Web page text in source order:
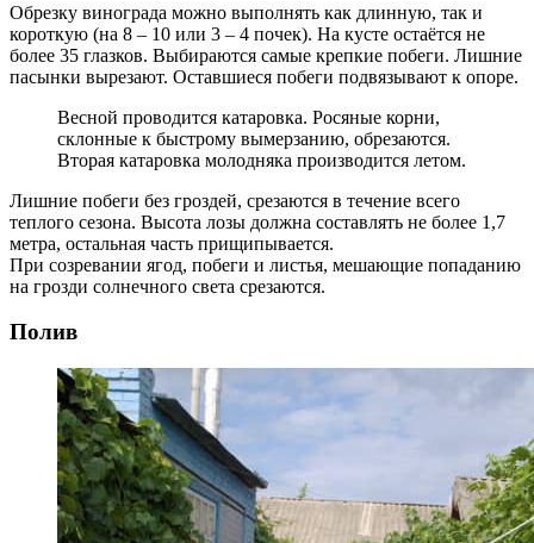
Обрезку винограда можно выполнять как длинную, так и
короткую (на 8 – 10 или 3 – 4 почек). На кусте остаётся не
более 35 глазков. Выбираются самые крепкие побеги. Лишние
пасынки вырезают. Оставшиеся побеги подвязывают к опоре.
Весной проводится катаровка. Росяные корни,
склонные к быстрому вымерзанию, обрезаются.
Вторая катаровка молодняка производится летом.
Лишние побеги без гроздей, срезаются в течение всего
теплого сезона. Высота лозы должна составлять не более 1,7
метра, остальная часть прищипывается.
При созревании ягод, побеги и листья, мешающие попаданию
на грозди солнечного света срезаются.
Полив